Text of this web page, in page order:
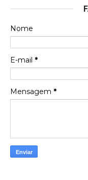
futuras
Francierton
Espero que
que estou de
Nome
E-mail *
Mensagem *